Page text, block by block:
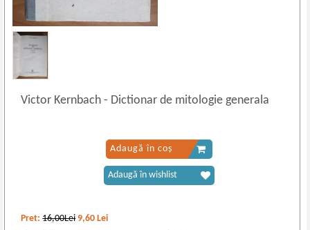
Victor Kernbach- Dictionar de mitologie generala
Pret:16,00Lei 9,60 Lei
Adaugă în coș
Adaugă în wishlist